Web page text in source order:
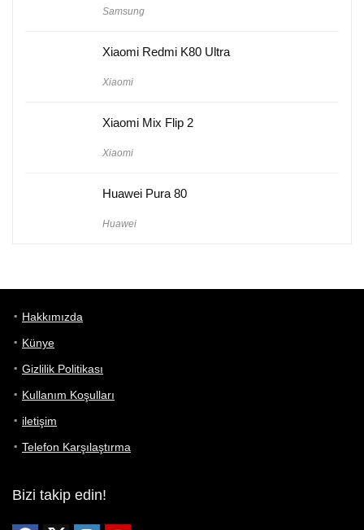
Samsung
Xiaomi Redmi K80 Ultra
Xiaomi
Xiaomi Mix Flip 2
Xiaomi
Huawei Pura 80
Huawei
Hakkımızda
Künye
Gizlilik Politikası
Kullanım Koşulları
iletişim
Telefon Karşılaştırma
Bizi takip edin!